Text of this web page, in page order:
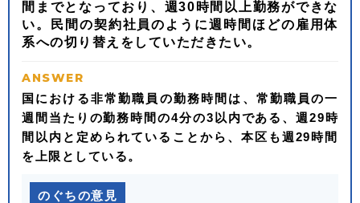
間までとなっており、週30時間以上勤務ができな
い。民間の契約社員のように週時間ほどの雇用体
系への切り替えをしていただきたい。
国における非常勤職員の勤務時間は、常勤職員の一
週間当たりの勤務時間の4分の3以内である、週29時
間以内と定められていることから、本区も週29時間
を上限としている。
のぐちの意見